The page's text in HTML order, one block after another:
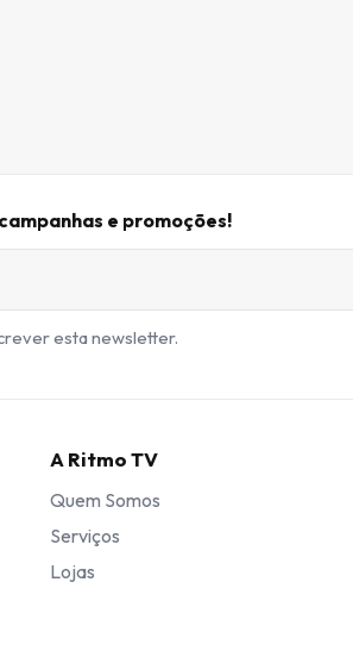
e promoções!
esta newsletter.
A Ritmo TV
Quem Somos
Serviços
Lojas